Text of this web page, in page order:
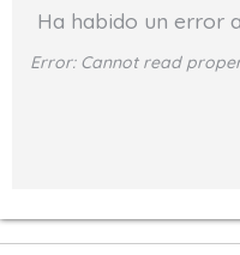
Ha habido un error
Error: Cannot read